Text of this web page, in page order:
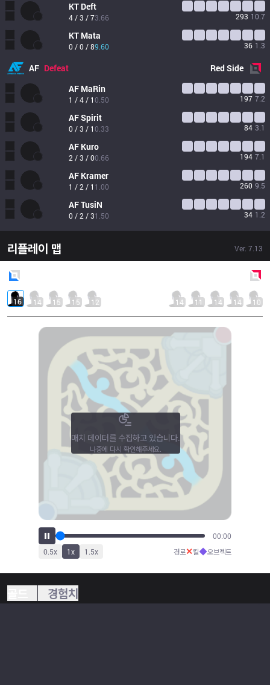
KT Deft
4 / 3 / 73.66 293 10.7
KT Mata
0 / 0 / 89.60 36 1.3
AF Defeat RedSide
AF MaRin
1 / 4 / 10.50 197 7.2
AFSpirit
0 / 3 / 10.33 84 3.1
AF Kuro
2 / 3 / 00.66 194 7.1
AF Kramer
1 / 2 / 1 1.00 260 9.5
AFTusiN
0 / 2 / 31.50 34 1.2
리플레이 맵 Ver. 7.13
16 14 15 15 12 14 11 14 14 10
00:00
0.5x 1x 1.5x 경로✕킬◆오브젝트
매치 데이터를 수집하고 있습니다.
나중에 다시 확인해주세요.
경험치